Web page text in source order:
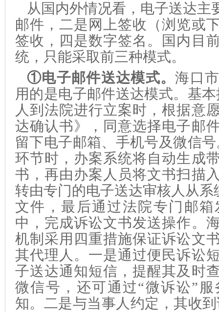
从国内外情况看，电子送达主
邮件，二是网上签收（浏览或
签收，四是数字签名。国内目
统，只能采取前三种模式。
①电子邮件送达模式。海口
用的是电子邮件送达模式。基
人到法院进行立案时，根据意
达确认书》，同意选择电子邮
留下电子邮箱、手机号及微信
环节时，办案系统将自动生成
书，再由办案人员将文书扫描
转由专门的电子送达审核人从系
文件，最后通过法院专门邮
中，完成诉讼文书发送操作。
机制采用四重措施保证诉讼文
其代理人。一是通过便民诉讼
子送达通知短信，提醒其及时
微信号，还可通过“微诉讼”
知。二是与当事人约定，其收